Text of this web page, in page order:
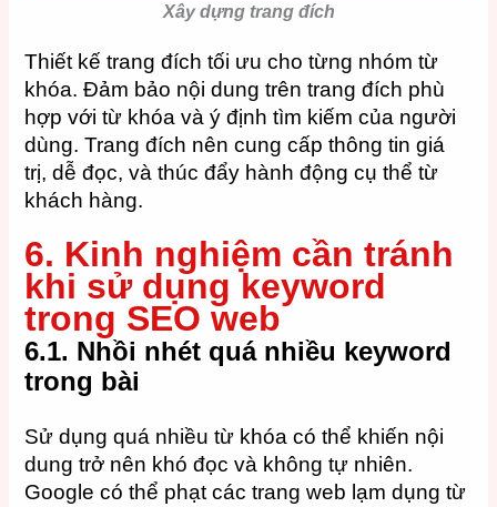
Xây dựng trang đích
Thiết kế trang đích tối ưu cho từng nhóm từ
khóa. Đảm bảo nội dung trên trang đích phù
hợp với từ khóa và ý định tìm kiếm của người
dùng. Trang đích nên cung cấp thông tin giá
trị, dễ đọc, và thúc đẩy hành động cụ thể từ
khách hàng.
6. Kinh nghiệm cần tránh
khi sử dụng keyword
trong SEO web
6.1. Nhồi nhét quá nhiều keyword
trong bài
Sử dụng quá nhiều từ khóa có thể khiến nội
dung trở nên khó đọc và không tự nhiên.
Google có thể phạt các trang web lạm dụng từ